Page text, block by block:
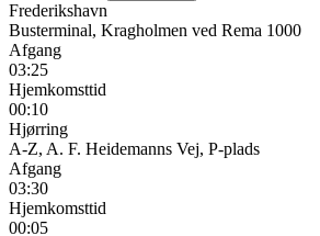
Frederikshavn
Busterminal, Kragholmen ved Rema 1000
Afgang
03:25
Hjemkomsttid
00:10
Hjørring
A-Z, A. F. Heidemanns Vej, P-plads
Afgang
03:30
Hjemkomsttid
00:05